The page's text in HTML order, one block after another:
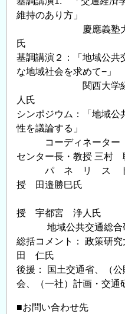
維持のあり方」
慶應義塾大学商
氏
基調講演２：「地域公共
な地域社会を求めて−」
関西大学経済
人氏
シンポジウム：「地域公
性を議論する」
コーディネーター
センター長・教授 三村
パ ネ リ ス ト：
授 田邉勝巳氏
関西大学
授 宇都宮 浄人氏
地域公共交通総合研
総括コメント： 政策研
田 仁氏
後援： 国土交通省、（
会、（一社）計画・交通
■お問い合わせ先